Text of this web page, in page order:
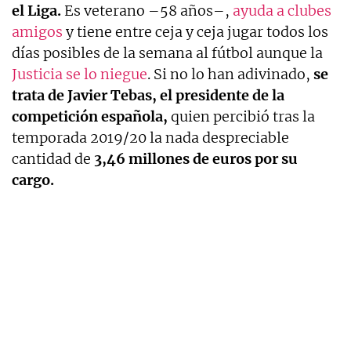
el Liga. Es veterano –58 años–, ayuda a clubes
amigos y tiene entre ceja y ceja jugar todos los
días posibles de la semana al fútbol aunque la
Justicia se lo niegue. Si no lo han adivinado, se
trata de Javier Tebas, el presidente de la
competición española, quien percibió tras la
temporada 2019/20 la nada despreciable
cantidad de 3,46 millones de euros por su
cargo.